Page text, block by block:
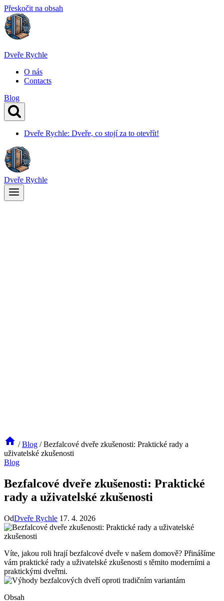
Přeskočit na obsah
Dveře Rychle
O nás
Contacts
Blog
Dveře Rychle: Dveře, co stojí za to otevřít!
Dveře Rychle
/ Blog / Bezfalcové dveře zkušenosti: Praktické rady a
uživatelské zkušenosti
Blog
Bezfalcové dveře zkušenosti: Praktické
rady a uživatelské zkušenosti
OdDveře Rychle 17. 4. 2026
Víte, jakou roli hrají bezfalcové dveře v našem domově? Přinášíme
vám praktické rady a uživatelské zkušenosti s těmito moderními a
praktickými dveřmi.
Obsah